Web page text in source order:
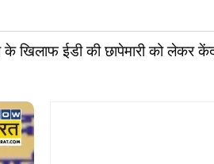
ईडी की छापेमारी को लेकर